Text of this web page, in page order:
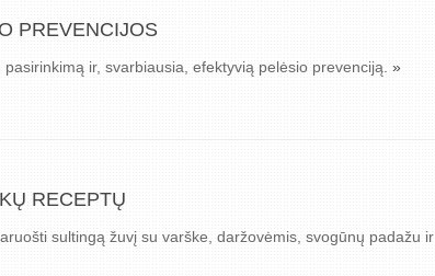
PREVENCIJOS
ir, svarbiausia, efektyvią pelėsio prevenciją. »
RECEPTŲ
sultingą žuvį su varške, daržovėmis, svogūnų padažu ir